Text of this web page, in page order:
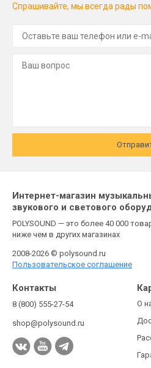
Спрашивайте, мы всегда рады
Интернет-магазин
звукового и светового
POLYSOUND — это более 40 000
ниже чем в других магазинах
2008-2026 © polysound.ru
Пользовательское соглашение
Контакты
8 (800) 555-27-54
shop@polysound.ru
О